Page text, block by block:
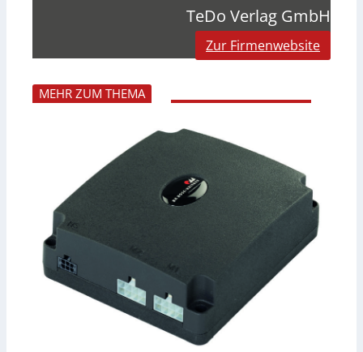
TeDo Verlag GmbH
Zur Firmenwebsite
MEHR ZUM THEMA